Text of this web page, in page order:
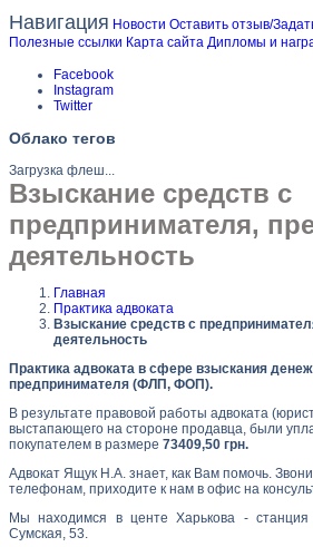
Навигация Новости Оставить отзыв/
Полезные ссылки Карта сайта Дипломы и
Facebook
Instagram
Twitter
Облако тегов
Загрузка флеш...
Взыскание средств с
предпринимателя,
деятельность
Главная
Практика адвоката
Взыскание средств с
деятельность
Практика адвоката в сфере взыскания
предпринимателя (ФЛП, ФОП).
В результате правовой работы адвоката
выстапающего на стороне продавца, были
покупателем в размере 73409,50 грн.
Адвокат Ящук Н.А. знает, как Вам помочь.
телефонам, приходите к нам в офис на
Мы находимся в центе Харькова - станция
Сумская, 53.